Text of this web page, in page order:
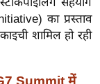
का प्रस्ताव
शामिल हो रही
Summit में